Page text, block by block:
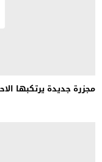
مجزرة جديدة يرتكبها